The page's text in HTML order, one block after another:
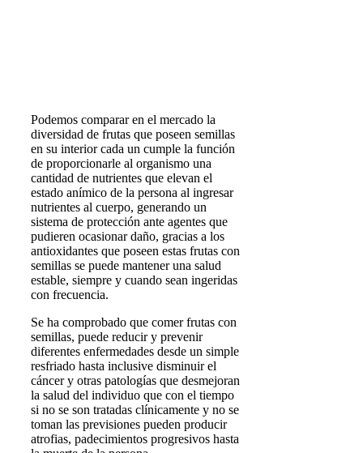
Podemos comparar en el mercado la
diversidad de frutas que poseen semillas
en su interior cada un cumple la función
de proporcionarle al organismo una
cantidad de nutrientes que elevan el
estado anímico de la persona al ingresar
nutrientes al cuerpo, generando un
sistema de protección ante agentes que
pudieren ocasionar daño, gracias a los
antioxidantes que poseen estas frutas con
semillas se puede mantener una salud
estable, siempre y cuando sean ingeridas
con frecuencia.
Se ha comprobado que comer frutas con
semillas, puede reducir y prevenir
diferentes enfermedades desde un simple
resfriado hasta inclusive disminuir el
cáncer y otras patologías que desmejoran
la salud del individuo que con el tiempo
si no se son tratadas clínicamente y no se
toman las previsiones pueden producir
atrofias, padecimientos progresivos hasta